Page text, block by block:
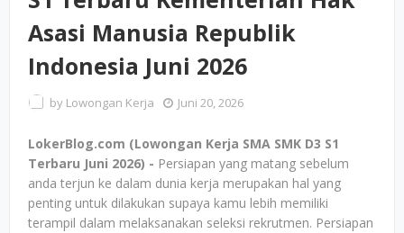
Asasi Manusia Republik
Indonesia Juni 2026
by Lowongan Kerja Juni 20, 2026
LokerBlog.com (Lowongan Kerja SMA SMK D3 S1
Terbaru Juni 2026) - Persiapan yang matang sebelum
anda terjun ke dalam dunia kerja merupakan hal yang
penting untuk dilakukan supaya kamu lebih memiliki
terampil dalam melaksanakan seleksi rekrutmen. Persiapan